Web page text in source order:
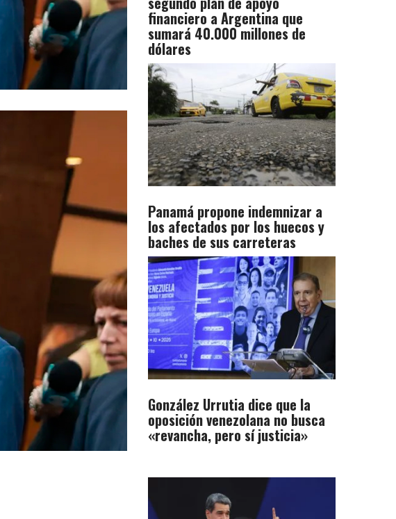
financiero a Argentina que
sumará 40.000 millones de
dólares
Panamá propone indemnizar a
los afectados por los huecos y
baches de sus carreteras
González Urrutia dice que la
oposición venezolana no busca
«revancha, pero sí justicia»